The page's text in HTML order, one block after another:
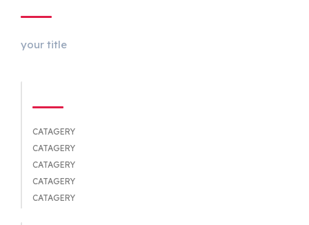
your title
CATAGERY
CATAGERY
CATAGERY
CATAGERY
CATAGERY